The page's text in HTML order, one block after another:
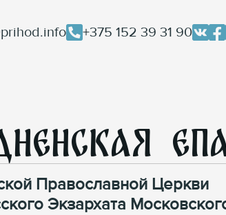
+375 152 39 31 90
Православной Церкви
Экзархата